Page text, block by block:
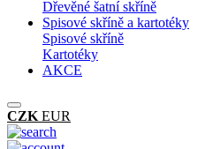
Dřevěné šatní skříně
Spisové skříně a kartotéky
Spisové skříně
Kartotéky
AKCE
CZK EUR